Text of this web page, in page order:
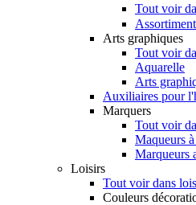
Tout voir
Arts graphiques
Tout voir
Aquarelle
Arts
Auxiliaires pour
Marquers
Tout voir
Maqueurs
Marqueurs
Loisirs
Tout voir dans
Couleurs